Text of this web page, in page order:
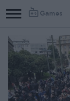
Games